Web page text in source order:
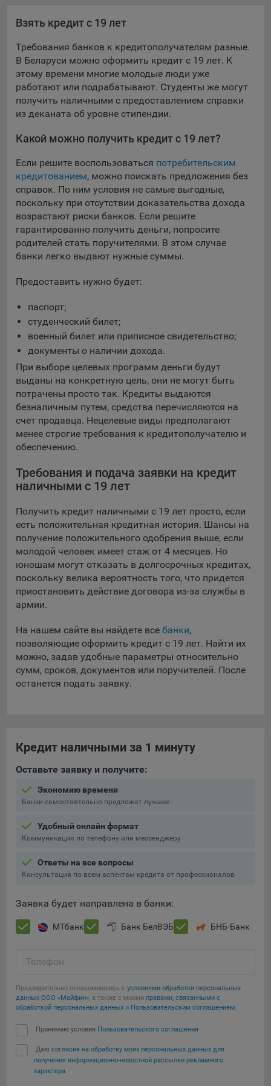
имеющимся у него вопросом, в части использования
info@myfin.by
Аналитические Cookie
Отключение аналитических cookie-файлов не позволит
определять предпочтения пользователей Сайта, в том
числе наиболее и наименее популярные страницы и
исходя из предпочтений пользователей
Статистические куки позволяют определять предпочтения
пользователей сайта.
Компании, которым мы поручаем обработку
статистических cookies:
Яндекс Метрика – сервис веб-аналитики,
Льва Толстого, д. 16, 119021.
Политика
конфиденциальности Яндекс
предоставляемый компанией Google, Inc. Адрес: Google,
Google Data Protection Office, 1600 Amphitheatre Pkwy,
Mountain View, CA 94043, USA.Политика
Matomo — это система веб-аналитики, которая позволяет
следит за доступностью сервисов, предоставляемых
myfin.by.
Адрес: ООО «Рэкун технолоджи», 220069 г. Минск, пр-т
Дзержинского, д.3Б, пом.44.
Пиксель VK Рекламы - сервис позволяет показывать
рекламу на площадке VK пользователям, которые
Адрес: ООО «ВК», РФ, 125167, г. Москва, Ленинградский
проспект, д. 39, стр. 79, БЦ «SkyLight».
Технические настройки
Технические настройки хранят технические данные вашего
выбора (например, языкового). Техническая аналитика
используется для обеспечения корректной работы сайта.
Компании, которой мы поручаем обработку данных для
данной цели:
компанией, согласно договора аренды ООО «Рэкун
технолоджи», 220069 г. Минск, пр-т Дзержинского, д.3Б,
Рекламные Cookie
материалов по наиболее актуальному, подходящему
Компании, которым мы поручаем обработку данных для
данной цели:
Яндекса рекламная сеть (Yandex Mobile Ads, ADFOX) -
сервис показа контекстной рекламы. Адрес: Yandex
Google Ads - сервис показа контекстной рекламы,
предоставляемый компанией Google Ireland Ltd, Gordon
Сохранить мои изменения
Взять кредит с 19 лет
Требования банков к кредитополучателям разные.
В Беларуси можно оформить кредит с 19 лет. К
этому времени многие молодые люди уже
работают или подрабатывают. Студенты же могут
получить наличными с предоставлением справки
из деканата об уровне стипендии.
Какой можно получить кредит с 19 лет?
Если решите воспользоваться потребительским
кредитованием, можно поискать предложения без
справок. По ним условия не самые выгодные,
поскольку при отсутствии доказательства дохода
возрастают риски банков. Если решите
гарантированно получить деньги, попросите
родителей стать поручителями. В этом случае
банки легко выдают нужные суммы.
Предоставить нужно будет:
паспорт;
студенческий билет;
военный билет или приписное свидетельство;
документы о наличии дохода.
При выборе целевых программ деньги будут
выданы на конкретную цель, они не могут быть
потрачены просто так. Кредиты выдаются
безналичным путем, средства перечисляются на
счет продавца. Нецелевые виды предполагают
менее строгие требования к кредитополучателю и
обеспечению.
Требования и подача заявки на кредит
наличными с 19 лет
Получить кредит наличными с 19 лет просто, если
есть положительная кредитная история. Шансы на
получение положительного одобрения выше, если
молодой человек имеет стаж от 4 месяцев. Но
юношам могут отказать в долгосрочных кредитах,
поскольку велика вероятность того, что придется
приостановить действие договора из-за службы в
армии.
На нашем сайте вы найдете все банки,
позволяющие оформить кредит с 19 лет. Найти их
можно, задав удобные параметры относительно
сумм, сроков, документов или поручителей. После
останется подать заявку.
Кредит наличными за 1 минуту
Оставьте заявку и получите:
Экономию времени
Банки самостоятельно предложат лучшее
Удобный онлайн формат
Коммуникация по телефону или мессенджеру
Ответы на все вопросы
Консультация по всем аспектам кредита от профессионалов
Заявка будет направлена в банки:
МТбанк Банк БелВЭБ БНБ-Банк
Телефон
Предварительно ознакомившись с условиями обработки персональных
данных ООО «Майфин», а также с моими правами, связанными с
обработкой персональных данных и Пользовательским соглашением:
Принимаю условия Пользовательского соглашения
Даю согласие на обработку моих персональных данных для
получения информационно-новостной рассылки рекламного
характера